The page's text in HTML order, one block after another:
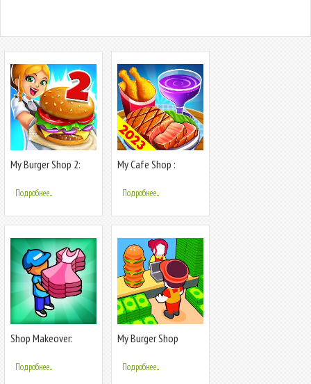
My Burger Shop 2:
Подробнее...
My Cafe Shop :
Подробнее...
Shop Makeover:
Подробнее...
My Burger Shop
Подробнее...